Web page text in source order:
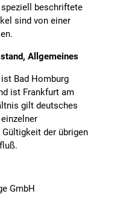
beschriftete
sind von einer
Allgemeines
Bad Homburg
ist Frankfurt am
gilt deutsches
der übrigen
GmbH